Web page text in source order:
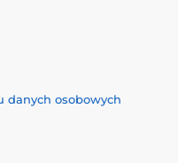
danych osobowych